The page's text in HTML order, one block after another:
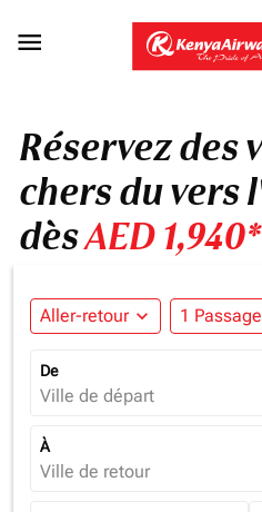

Réservez des
chers du vers
dèsAED 1,940*
Aller-retour expand_more 1
De
Ville de départ
À
Ville de retour